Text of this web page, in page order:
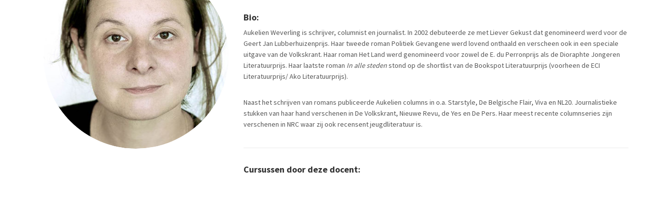
Bio:
Aukelien Weverling is schrijver, columnist en journalist. In 2002 debuteerde ze met Liever Gekust dat genomineerd werd voor de
Geert Jan Lubberhuizenprijs. Haar tweede roman Politiek Gevangene werd lovend onthaald en verscheen ook in een speciale
uitgave van de Volkskrant. Haar roman Het Land werd genomineerd voor zowel de E. du Perronprijs als de Dioraphte Jongeren
Literatuurprijs. Haar laatste roman In alle stedenstond op de shortlist van de Bookspot Literatuurprijs (voorheen de ECI
Literatuurprijs/ Ako Literatuurprijs).
Naast het schrijven van romans publiceerde Aukelien columns in o.a. Starstyle, De Belgische Flair, Viva en NL20. Journalistieke
stukken van haar hand verschenen in De Volkskrant, Nieuwe Revu, de Yes en De Pers. Haar meest recente columnseries zijn
verschenen in NRC waar zij ook recensent jeugdliteratuur is.
Cursussen door deze docent: